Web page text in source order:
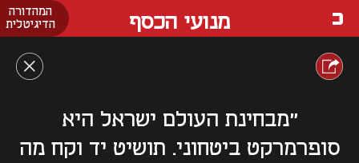
המהדורה
הדיגיטלית
מנועי הכסף
"מבחינת העולם ישראל היא
סופרמרקט ביטחוני. תושיט יד וקח מה